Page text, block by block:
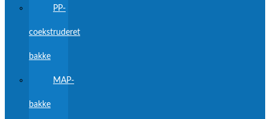
PP-
coekstruderet
bakke
MAP-
bakke